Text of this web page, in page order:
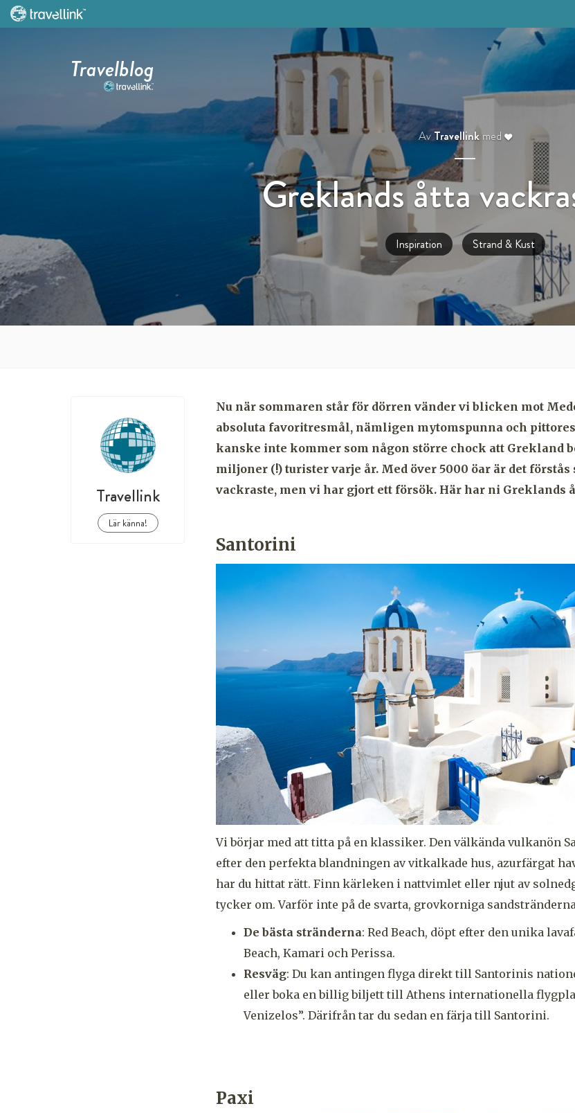
Travelblog
AvTravellinkmed
Greklands åtta
Inspiration Strand & Kust
Travellink
Lär känna!
Nu när sommaren står för dörren vänder vi blicken mot
absoluta favoritresmål, nämligen mytomspunna och
kanske inte kommer som någon större chock att Grekland
miljoner (!) turister varje år. Med över 5000 öar är det förstås
vackraste, men vi har gjort ett försök. Här har ni Greklands
Santorini
Vi börjar med att titta på en klassiker. Den välkända vulkanön
efter den perfekta blandningen av vitkalkade hus, azurfärgat
har du hittat rätt. Finn kärleken i nattvimlet eller njut av
tycker om. Varför inte på de svarta, grovkorniga
De bästa stränderna: Red Beach, döpt efter den unika
Beach, Kamari och Perissa.
Resväg: Du kan antingen flyga direkt till Santorinis
eller boka en billig biljett till Athens internationella
Venizelos”. Därifrån tar du sedan en färja till Santorini.
Paxi